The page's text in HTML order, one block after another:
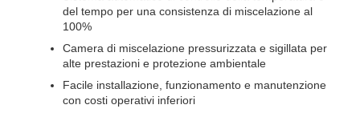
del tempo per una consistenza di miscelazione al
100%
Camera di miscelazione pressurizzata e sigillata per
alte prestazioni e protezione ambientale
Facile installazione, funzionamento e manutenzione
con costi operativi inferiori